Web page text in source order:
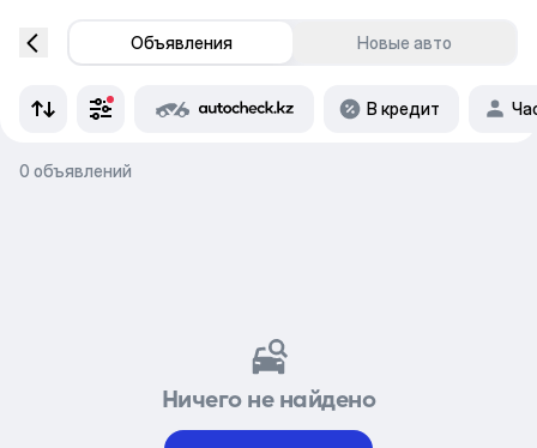
Объявления Новые авто
В кредит
0 объявлений
Ничего не найдено